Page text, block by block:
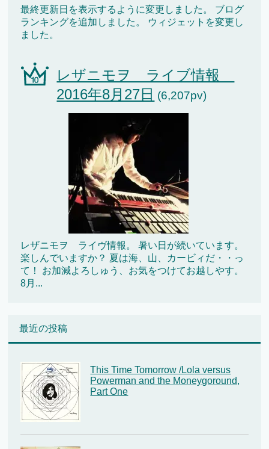
最終更新日を表示するように変更しました。 ブログ
ランキングを追加しました。 ウィジェットを変更し
ました。
レザニモヲ ライブ情報
2016年8月27日 (6,207pv)
レザニモヲ ライヴ情報。 暑い日が続いています。
楽しんでいますか？ 夏は海、山、カービィだ・・っ
て！ お加減よろしゅう、お気をつけてお越しやす。
8月...
最近の投稿
This Time Tomorrow /Lola versus
Powerman and the Moneygoround,
Part One